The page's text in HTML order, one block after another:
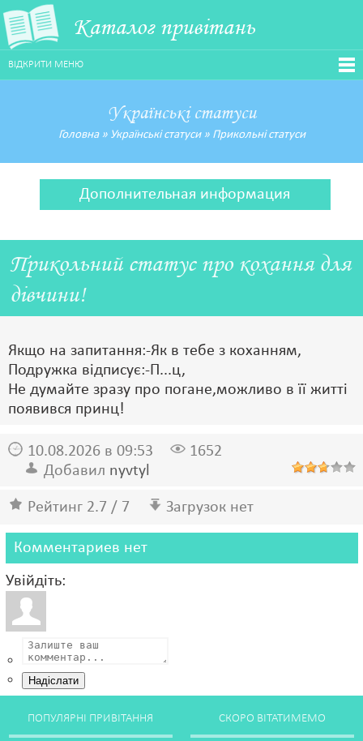
Каталог привітань
ВІДКРИТИ МЕНЮ
Українські статуси
Головна» Українські статуси» Прикольні статуси
Дополнительная информация
Прикольний статус про кохання для
дівчини!
Якщо на запитання:-Як в тебе з коханням,
Подружка відписує:-П...ц,
Не думайте зразу про погане,можливо в її житті
появився принц!
10.08.2026 в 09:53
1652
Добавил nyvtyl
Рейтинг 2.7 / 7 Загрузок нет
Комментариев нет
Увійдіть:
Надіслати
ПОПУЛЯРНІ ПРИВІТАННЯ СКОРО ВІТАТИМЕМО